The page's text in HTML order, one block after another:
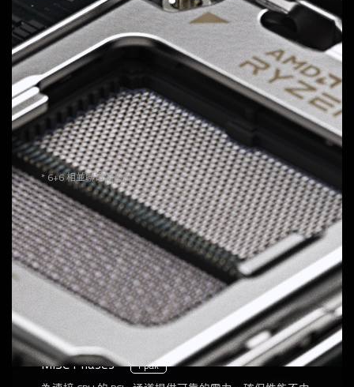
技嘉並聯式電源設計
提供穩定、高效能的電力，讓您的超頻性能更上一層
樓。
12
VCORE Phases DrMOS 60A
解鎖多核心處理器的全部潛力，實現無與倫比的性能。
* 6+6 相並聯電源設計
2
SOC Phases DrMOS 60A
針對 CPU 內建 GPU 性能及記憶體管理進行優化。
2
MISC Phases Ppak